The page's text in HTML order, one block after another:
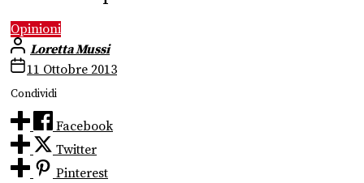
Opinioni
Loretta Mussi
11 Ottobre 2013
Condividi
Facebook
Twitter
Pinterest